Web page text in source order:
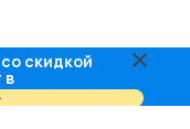
скидкой
в